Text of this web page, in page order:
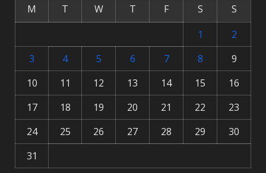
M T W T F S
S
1
2
3
4 5 6 7 8
9
10
11 12 13 14 15
16
17
18 19 20 21 22
23
24
25 26 27 28 29
30
31